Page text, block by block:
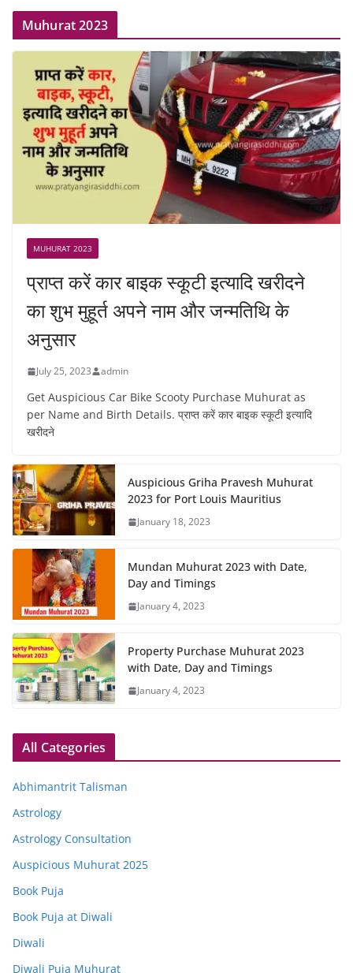
Muhurat 2023
MUHURAT 2023
प्राप्त करें कार बाइक स्कूटी इत्यादि खरीदने
का शुभ मुहूर्त अपने नाम और जन्मतिथि के
अनुसार
July 25, 2023 admin
Get Auspicious Car Bike Scooty Purchase Muhurat as
per Name and Birth Details. प्राप्त करें कार बाइक स्कूटी इत्यादि
खरीदने
Auspicious Griha Pravesh Muhurat
2023 for Port Louis Mauritius
January 18, 2023
Mundan Muhurat 2023 with Date,
Day and Timings
January 4, 2023
Property Purchase Muhurat 2023
with Date, Day and Timings
January 4, 2023
All Categories
Abhimantrit Talisman
Astrology
Astrology Consultation
Auspicious Muhurat 2025
Book Puja
Book Puja at Diwali
Diwali
Diwali Puja Muhurat